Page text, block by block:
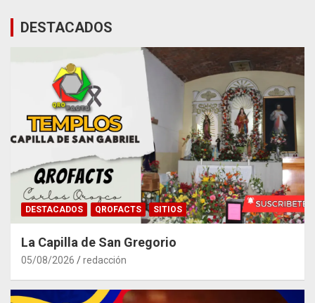
DESTACADOS
DESTACADOS QROFACTS SITIOS
La Capilla de San Gregorio
05/08/2026 redacción